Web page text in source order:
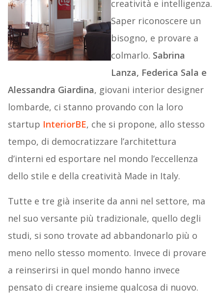
creatività e intelligenza.
Saper riconoscere un
bisogno, e provare a
colmarlo. Sabrina
Lanza, Federica Sala e
Alessandra Giardina, giovani interior designer
lombarde, ci stanno provando con la loro
startup InteriorBE, che si propone, allo stesso
tempo, di democratizzare l’architettura
d’interni ed esportare nel mondo l’eccellenza
dello stile e della creatività Made in Italy.
Tutte e tre già inserite da anni nel settore, ma
nel suo versante più tradizionale, quello degli
studi, si sono trovate ad abbandonarlo più o
meno nello stesso momento. Invece di provare
a reinserirsi in quel mondo hanno invece
pensato di creare insieme qualcosa di nuovo.